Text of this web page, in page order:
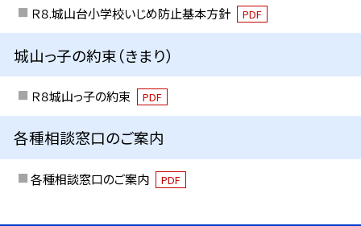
Ｒ８.城山台小学校いじめ防止基本方針 PDF
城山っ子の約束（きまり）
Ｒ８城山っ子の約束 PDF
各種相談窓口のご案内
各種相談窓口のご案内 PDF